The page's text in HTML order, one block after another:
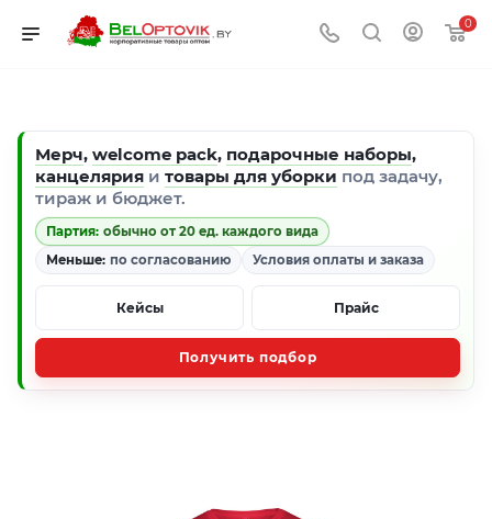
0
Мерч, welcome pack, подарочные наборы,
канцелярия и товары для уборки под задачу,
тираж и бюджет.
Партия: обычно от 20 ед. каждого вида
Меньше: по согласованию Условия оплаты и заказа
Кейсы Прайс
Получить подбор